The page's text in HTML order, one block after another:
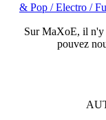
& Pop / Electro /
SurMaXoE, il n'y
pouvez